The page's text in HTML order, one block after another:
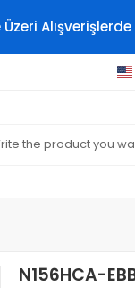
Üzeri
N156HCA-